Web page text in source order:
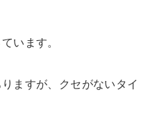
います。
ますが、クセがないタイ